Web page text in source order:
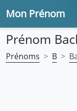
Mon Prénom
Prénom
Prénoms B